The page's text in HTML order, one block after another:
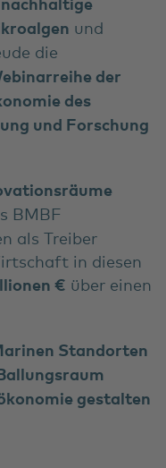
und
die
der
des
und Forschung
BMBF
als Treiber
in diesen
€ über einen
Standorten
gestalten